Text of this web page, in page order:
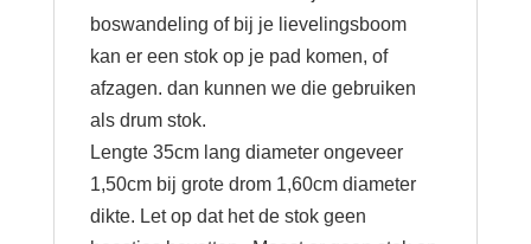
boswandeling of bij je lievelingsboom
kan er een stok op je pad komen, of
afzagen. dan kunnen we die gebruiken
als drum stok.
Lengte 35cm lang diameter ongeveer
1,50cm bij grote drom 1,60cm diameter
dikte. Let op dat het de stok geen